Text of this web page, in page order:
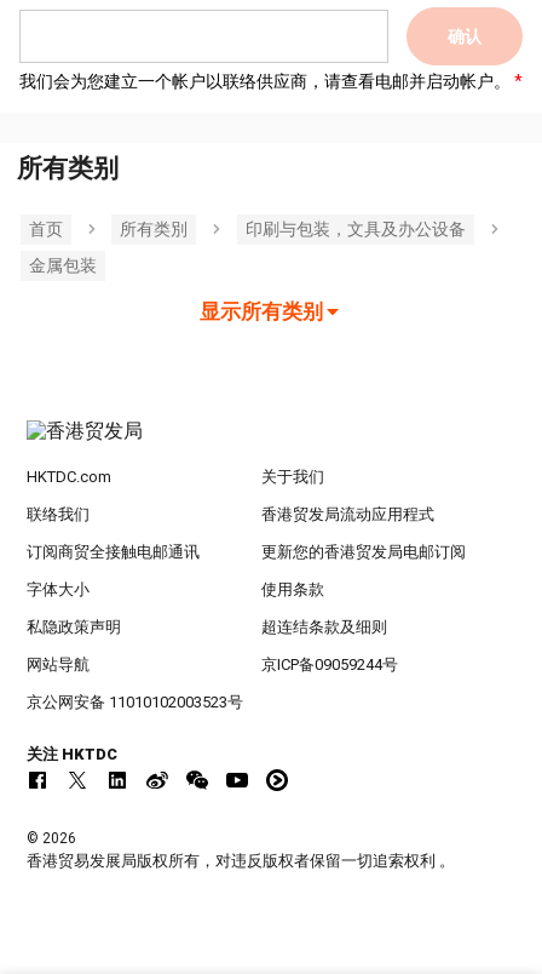
确认
我们会为您建立一个帐户以联络供应商，请查看电邮并启动帐户。
所有类别
首页 所有类別
印刷与包装，文具及办公设备
金属包装
显示所有类别
HKTDC.com 关于我们
联络我们 香港贸发局流动应用程式
订阅商贸全接触电邮通讯 更新您的香港贸发局电邮订阅
字体大小 使用条款
私隐政策声明 超连结条款及细则
网站导航 京ICP备09059244号
京公网安备 11010102003523号
关注 HKTDC
© 2026
香港贸易发展局版权所有，对违反版权者保留一切追索权利 。